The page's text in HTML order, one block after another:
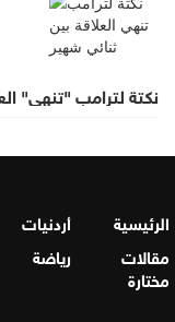
نكتة لترامب "تنهي"
الرئيسية أردنيات
مقالات
مختارة
رياضة